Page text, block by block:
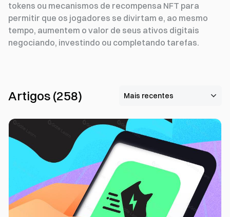
tokens ou mecanismos de recompensa NFT para
permitir que os jogadores se divirtam e, ao mesmo
tempo, aumentem o valor de seus ativos digitais
negociando, investindo ou completando tarefas.
Artigos (258)